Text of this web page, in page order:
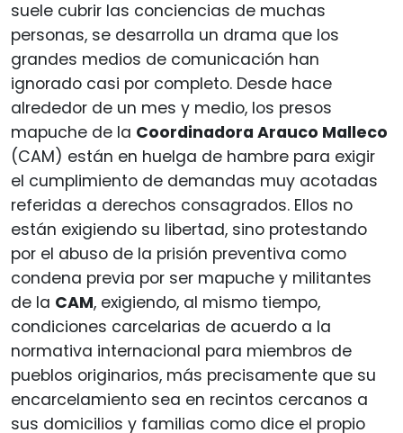
suele cubrir las conciencias de muchas
personas, se desarrolla un drama que los
grandes medios de comunicación han
ignorado casi por completo. Desde hace
alrededor de un mes y medio, los presos
mapuche de la Coordinadora Arauco Malleco
(CAM) están en huelga de hambre para exigir
el cumplimiento de demandas muy acotadas
referidas a derechos consagrados. Ellos no
están exigiendo su libertad, sino protestando
por el abuso de la prisión preventiva como
condena previa por ser mapuche y militantes
de la CAM, exigiendo, al mismo tiempo,
condiciones carcelarias de acuerdo a la
normativa internacional para miembros de
pueblos originarios, más precisamente que su
encarcelamiento sea en recintos cercanos a
sus domicilios y familias como dice el propio